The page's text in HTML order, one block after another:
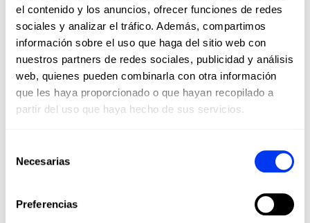
el contenido y los anuncios, ofrecer funciones de redes
sociales y analizar el tráfico. Además, compartimos
información sobre el uso que haga del sitio web con
nuestros partners de redes sociales, publicidad y análisis
web, quienes pueden combinarla con otra información
que les haya proporcionado o que hayan recopilado a
partir del uso que haya hecho de sus servicios.
Necesarias
Preferencias
El pickleball, aparte de ser un deporte
entretenido, tiene muchos beneficios
saludables.
Ejercicio físico:El pickleball,
como deporte de raqueta, pero
también por sus particularidades,